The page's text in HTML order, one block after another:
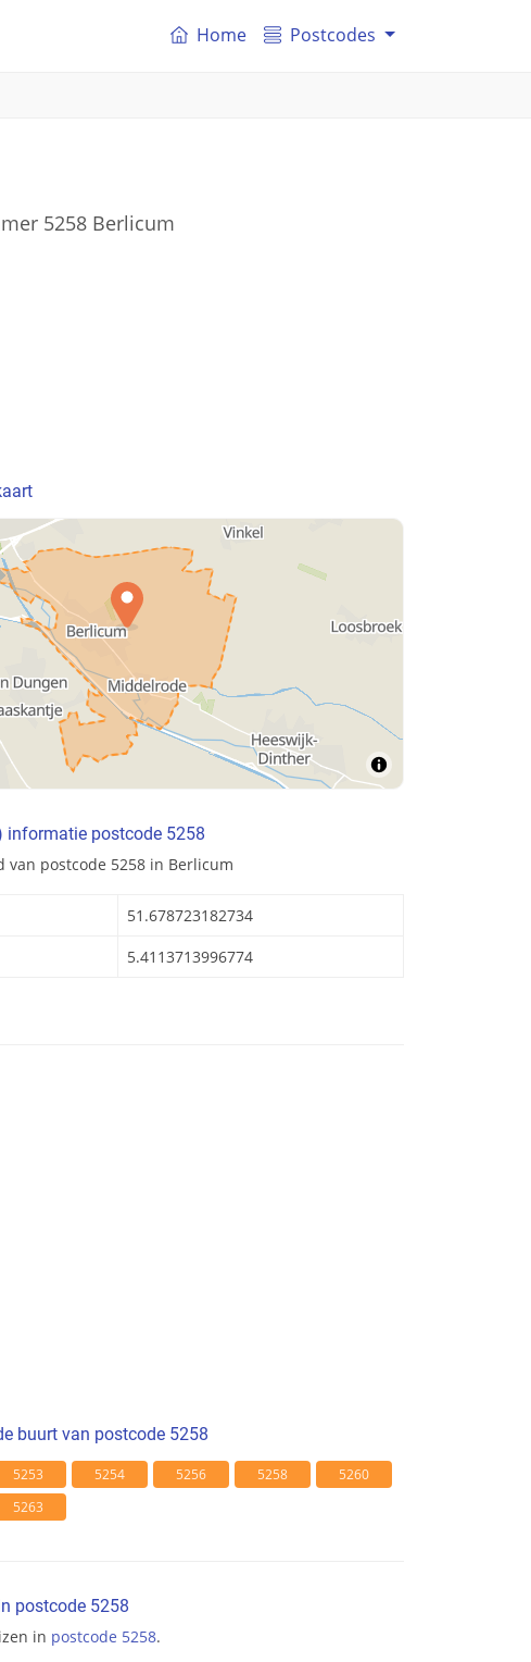
Home Postcodes
5258 Berlicum
informatie postcode 5258
van postcode 5258 in Berlicum
51.678723182734
5.4113713996774
buurt van postcode 5258
5253 5254 5256 5258
5260
5263
postcode 5258
in postcode 5258.